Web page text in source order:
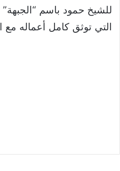
للشيخ حمود باسم
التي توثق كامل أعماله مع